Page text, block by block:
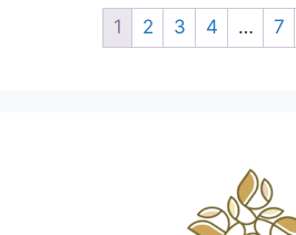
1 2 3 4 … 7